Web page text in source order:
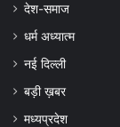
देश-समाज
धर्म अध्यात्म
नई दिल्ली
बड़ी ख़बर
मध्यप्रदेश